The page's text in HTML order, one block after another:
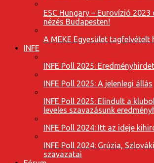
ESC Hungary – Eurovízió
nézés Budapesten!
A MEKE Egyesület tagfelvételt
INFE
INFE Poll 2025:
INFE Poll 2025: A jelenlegi állás
INFE Poll 2025: Elindult a
leveles szavazásunk
INFE Poll 2024: Itt az ideje
INFE Poll 2024: Grúzia,
szavazatai